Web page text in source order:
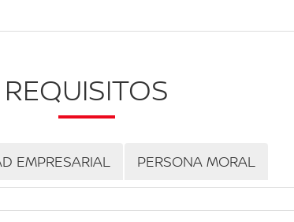
REQUISITOS
EMPRESARIAL PERSONA MORAL